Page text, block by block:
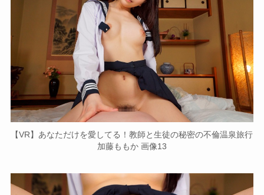
【VR】あなただけを愛してる！教師と生徒の秘密の不倫温泉旅行
加藤ももか 画像13